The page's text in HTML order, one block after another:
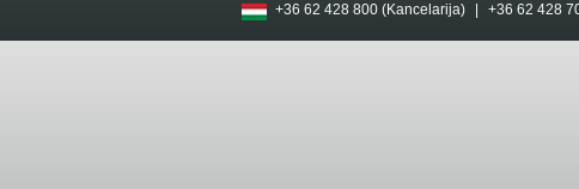
+36 62 428 800 (Kancelarija) +36 62 428